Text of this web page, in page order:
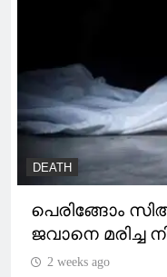
DEATH
പെരിങ്ങോം
ജവാനെ മരിച്ച
2 weeks ago